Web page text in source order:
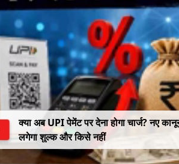
क्या अब UPI पेमेंट पर देना होगा चार्ज? नए
लगेगा शुल्क और किसे नहीं